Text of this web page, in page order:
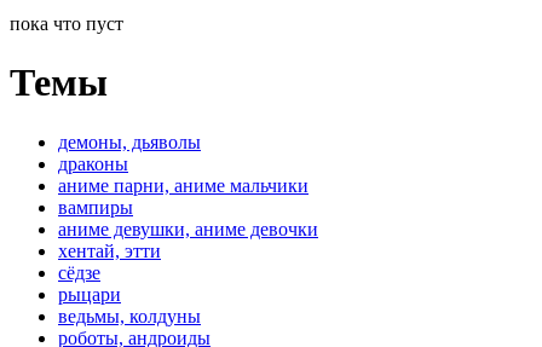
пока что пуст
Темы
демоны, дьяволы
драконы
аниме парни, аниме мальчики
вампиры
аниме девушки, аниме девочки
хентай, этти
сёдзе
рыцари
ведьмы, колдуны
роботы, андроиды